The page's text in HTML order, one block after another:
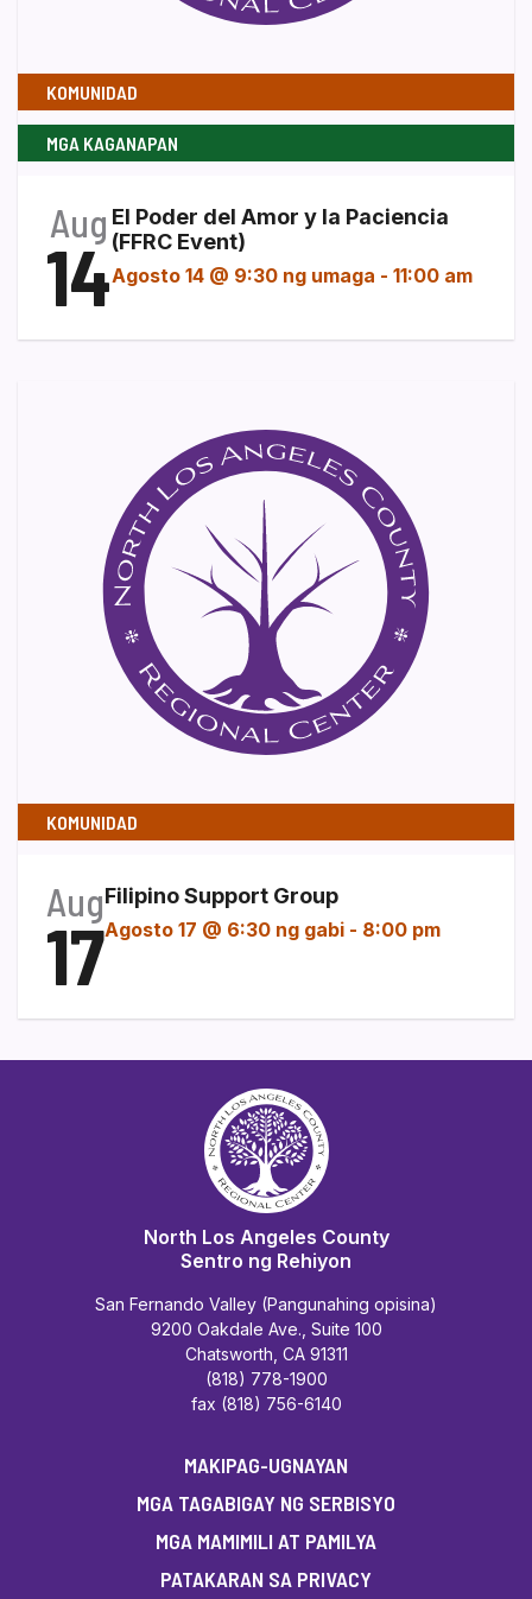
KOMUNIDAD
MGA KAGANAPAN
Aug
14
El Poder del Amor y la Paciencia
(FFRC Event)
Agosto 14 @ 9:30 ng umaga - 11:00 am
KOMUNIDAD
Aug
17
Filipino Support Group
Agosto 17 @ 6:30 ng gabi - 8:00 pm
North Los Angeles County
Sentro ng Rehiyon
San Fernando Valley (Pangunahing opisina)
9200 Oakdale Ave., Suite 100
Chatsworth, CA 91311
(818) 778-1900
fax (818) 756-6140
MAKIPAG-UGNAYAN
MGA TAGABIGAY NG SERBISYO
MGA MAMIMILI AT PAMILYA
PATAKARAN SA PRIVACY